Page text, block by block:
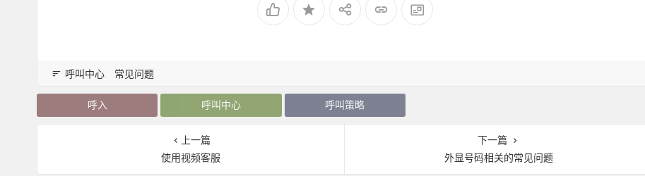
呼叫中心 常见问题
呼入 呼叫中心 呼叫策略
上一篇
使用视频客服
下一篇
外显号码相关的常见问题